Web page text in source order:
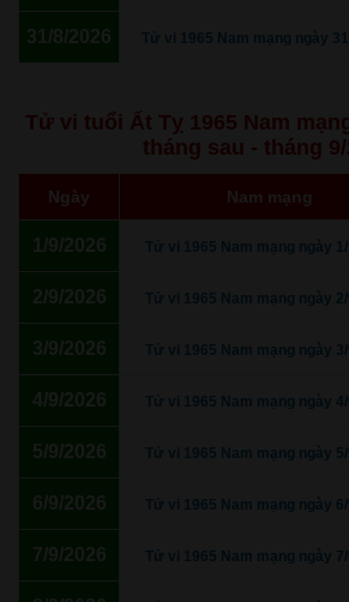
31/8/2026 Tử vi 1965 Nam mạng ngày
Tử vi tuổi Ất Tỵ 1965 Nam
tháng sau - tháng 9/
Ngày Nam mạng
1/9/2026 Tử vi 1965 Nam mạng ngày
2/9/2026 Tử vi 1965 Nam mạng ngày
3/9/2026 Tử vi 1965 Nam mạng ngày
4/9/2026 Tử vi 1965 Nam mạng ngày
5/9/2026 Tử vi 1965 Nam mạng ngày
6/9/2026 Tử vi 1965 Nam mạng ngày
7/9/2026 Tử vi 1965 Nam mạng ngày